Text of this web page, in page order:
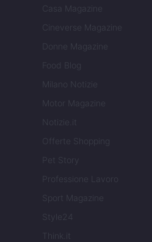
Casa Magazine
Cineverse Magazine
Donne Magazine
Food Blog
Milano Notizie
Motor Magazine
Notizie.it
Offerte Shopping
Pet Story
Professione Lavoro
Sport Magazine
Style24
Think.it